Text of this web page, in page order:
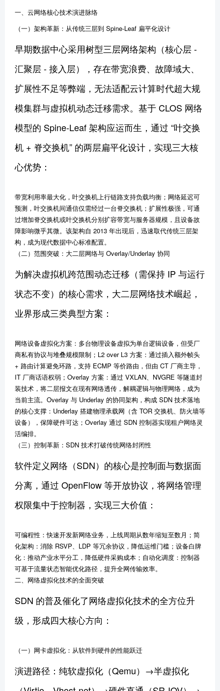
一、云网络核心技术演进脉络
（一）架构革新：从传统三层到 Spine-Leaf 扁平化设计
早期数据中心采用树型三层网络架构（核心层 -
汇聚层 - 接入层），存在带宽浪费、故障域大、
扩展性不足等弊端，无法适配云计算时代超大规
模集群与虚拟机动态迁移需求。基于 CLOS 网络
模型的 Spine-Leaf 架构应运而生，通过 “叶交换
机 + 脊交换机” 的两层扁平化设计，实现三大核
心优势：
带宽利用率最大化，叶交换机上行链路支持负载均衡；网络延迟可
预测，叶交换机间通信仅需经过一台脊交换机；扩展性极强，可通
过增加脊交换机或叶交换机分别扩容带宽与服务器规模，且设备故
障影响微乎其微。该架构自 2013 年出现后，迅速取代传统三层架
构，成为现代数据中心标准配置。
（二）范围突破：大二层网络与 Overlay/Underlay 协同
为解决虚拟机跨范围动态迁移（需保持 IP 与运行
状态不变）的核心需求，大二层网络技术崛起，
业界形成三类典型方案：
网络设备虚拟化方案：多台物理设备虚拟为单台逻辑设备，但受厂
商私有协议与堆叠规模限制；L2 over L3 方案：通过插入额外帧头
+ 路由计算避免环路，支持 ECMP 等价路由，但由 CT 厂商主导，
IT 厂商话语权弱；Overlay 方案：通过 VXLAN、NVGRE 等隧道封
装技术，将二层报文在现有网络透传，解耦逻辑与物理网络，成为
当前主流。Overlay 与 Underlay 的协同架构，构成 SDN 技术落地
的核心支撑：Underlay 搭建物理承载网（含 TOR 交换机、防火墙等
设备），保障硬件可达；Overlay 通过 SDN 控制器实现租户网络灵
活编排。
（三）控制革新：SDN 技术打破传统网络封闭性
软件定义网络（SDN）的核心是控制面与数据面
分离，通过 OpenFlow 等开放协议，将网络管理
权限集中于控制器，实现三大价值：
可编程性：快速开发新网络业务，上线周期从数年缩短至数月；简
化架构：消除 RSVP、LDP 等冗余协议，降低运维门槛；设备白牌
化：推动产业水平分工，降低硬件采购成本；自动化调度：控制器
可基于流量状态智能优化路径，提升全网传输效率。
二、网络虚拟化技术的全面突破
SDN 的普及催化了网络虚拟化技术的全方位升
级，形成四大核心方向：
（一）网卡虚拟化：从软件到硬件的性能跃迁
演进路径：纯软虚拟化（Qemu）→半虚拟化